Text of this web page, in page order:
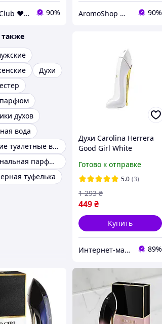
AromoClub ❤ Качественная парфюмерия в Украине 90% AromoShop — интернет-магазин парфюмерии и косметики 90%
Духи
духов
вода
Женские туалетные воды
Оригинальная парфюмерия
туфелька
Духи Carolina Herrera
Good Girl White
вода 80 ml (Каролина
Эррера Женские Духи)
Готово к отправке
5.0 (3)
449₴
1 293 ₴
Купить
Интернет-магазин «ParfumCity» 89%